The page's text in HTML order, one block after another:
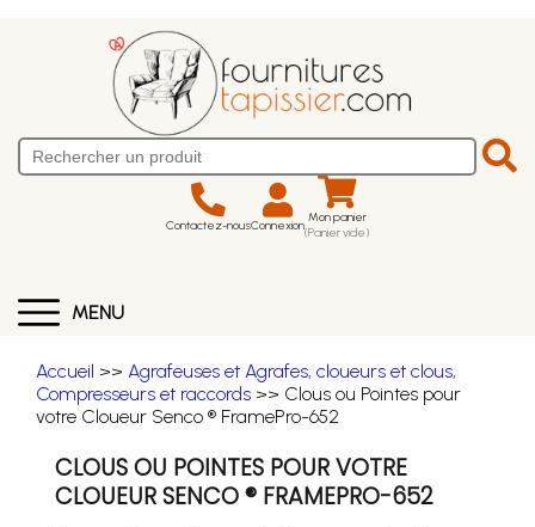
Contactez-nousConnexion Mon panier
(Panier vide)
MENU
Accueil >> Agrafeuses et Agrafes, cloueurs et clous,
Compresseurs et raccords >> Clous ou Pointes pour
votre Cloueur Senco ® FramePro-652
CLOUS OU POINTES POUR VOTRE
CLOUEUR SENCO ® FRAMEPRO-652